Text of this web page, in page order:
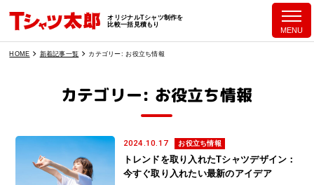
オリジナルTシャツ制作を
比較一括見積もり
HOME 新着記事一覧 カテゴリー: お役立ち情報
カテゴリー: お役立ち情報
2024.10.17 お役立ち情報
トレンドを取り入れたTシャツデザイン：
今すぐ取り入れたい最新のアイデア
MENU